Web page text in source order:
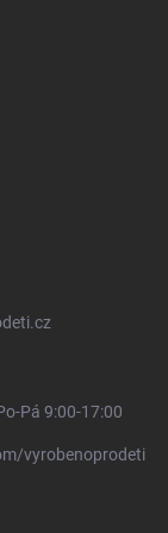
Pá 9:00-17:00
vyrobenoprodeti